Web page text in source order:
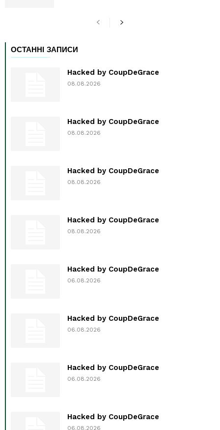
ОСТАННІ ЗАПИСИ
Hacked by CoupDeGrace
08.08.2026
Hacked by CoupDeGrace
08.08.2026
Hacked by CoupDeGrace
08.08.2026
Hacked by CoupDeGrace
08.08.2026
Hacked by CoupDeGrace
06.08.2026
Hacked by CoupDeGrace
06.08.2026
Hacked by CoupDeGrace
06.08.2026
Hacked by CoupDeGrace
06.08.2026